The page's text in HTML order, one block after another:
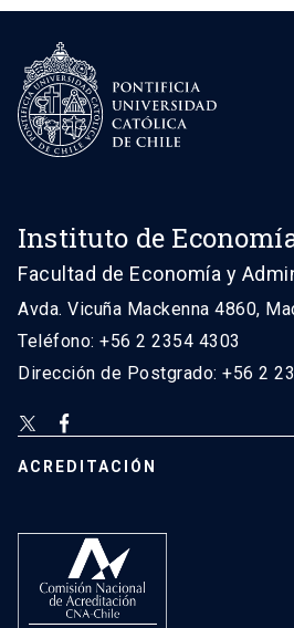
Instituto de
Facultad de Economía y
Avda. Vicuña Mackenna 4860,
Teléfono: +56 2 2354 4303
Dirección de Postgrado: +56 2
ACREDITACIÓN